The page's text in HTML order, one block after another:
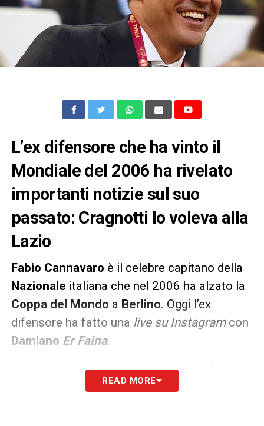
L’ex difensore che ha vinto il
Mondiale del 2006 ha rivelato
importanti notizie sul suo
passato: Cragnotti lo voleva alla
Lazio
Fabio Cannavaro è il celebre capitano della
Nazionale italiana che nel 2006 ha alzato la
Coppa del Mondo a Berlino. Oggi l’ex
difensore ha fatto una live su Instagramcon
Damiano Er Faina.
I due hanno parlato anche diLazio
sorpresa ha fatto dei buonissimi risultati e
READ MORE